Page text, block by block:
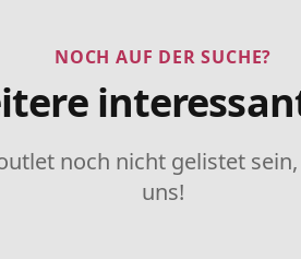
NOCH AUF DER SUCHE?
noch nicht gelistet
uns!